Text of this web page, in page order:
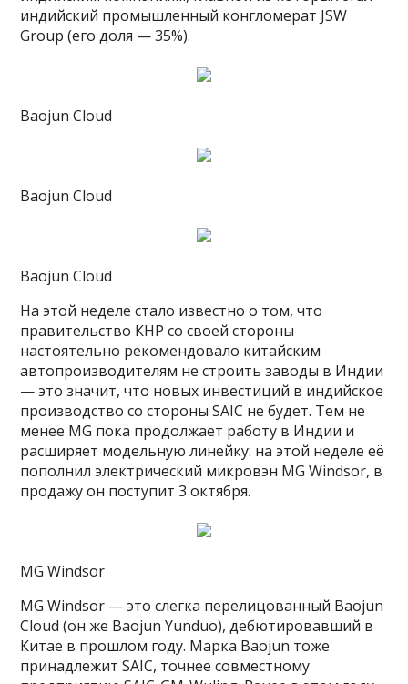
индийский промышленный конгломерат JSW
Group (его доля — 35%).
Baojun Cloud
Baojun Cloud
Baojun Cloud
На этой неделе стало известно о том, что
правительство КНР со своей стороны
настоятельно рекомендовало китайским
автопроизводителям не строить заводы в Индии
— это значит, что новых инвестиций в индийское
производство со стороны SAIC не будет. Тем не
менее MG пока продолжает работу в Индии и
расширяет модельную линейку: на этой неделе её
пополнил электрический микровэн MG Windsor, в
продажу он поступит 3 октября.
MG Windsor
MG Windsor — это слегка перелицованный Baojun
Cloud (он же Baojun Yunduo), дебютировавший в
Китае в прошлом году. Марка Baojun тоже
принадлежит SAIC, точнее совместному